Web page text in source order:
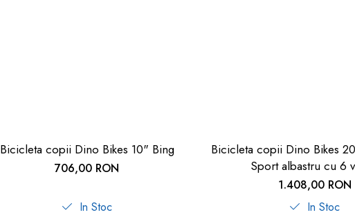
Bicicleta copii Dino Bikes 10" Bing
706,00 RON
In Stoc
Bicicleta copii Dino Bikes
Sport albastru cu 6
1.408,00 RON
In Stoc